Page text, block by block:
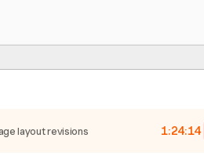
layout revisions 1:24:15